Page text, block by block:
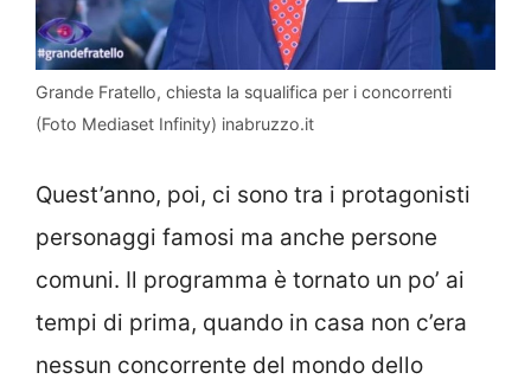
Grande Fratello, chiesta la squalifica per i concorrenti
(Foto Mediaset Infinity) inabruzzo.it
Quest’anno, poi, ci sono tra i protagonisti
personaggi famosi ma anche persone
comuni. Il programma è tornato un po’ ai
tempi di prima, quando in casa non c’era
nessun concorrente del mondo dello